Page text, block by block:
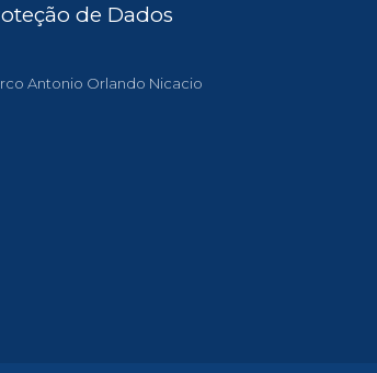
de Dados
Antonio Orlando Nicacio